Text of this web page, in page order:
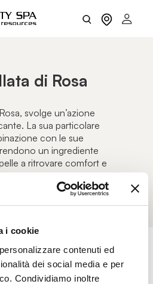
i cookie
contenuti ed
dei social media e per
Condividiamo inoltre
di Rosa
svolge un’azione
La sua particolare
con le sue
un ingrediente
a ritrovare comfort e
AZZERA FILTRI